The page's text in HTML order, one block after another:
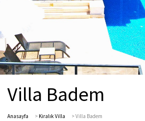
Villa Badem
Anasayfa > Kiralık Villa >Villa Badem